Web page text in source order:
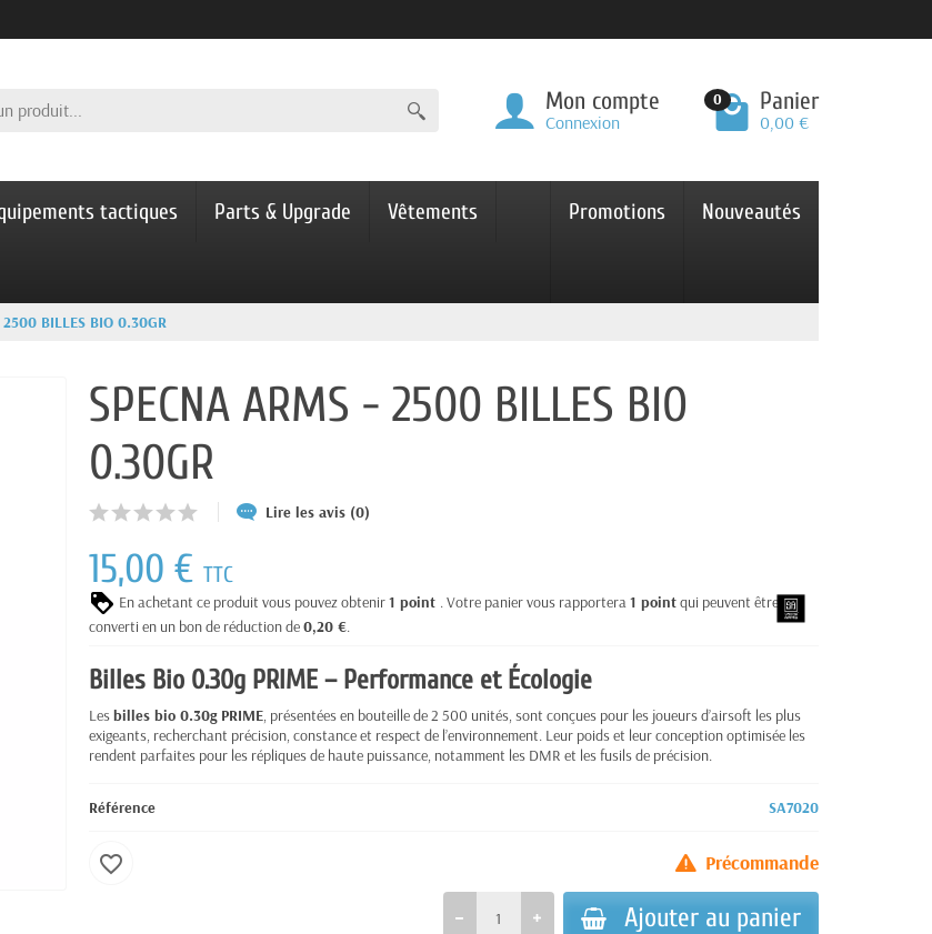
Mon compte
Connexion
0 Panier
0,00 €
tactiques Parts & Upgrade Vêtements Promotions Nouveautés
BILLES BIO 0.30GR
SPECNA ARMS - 2500 BILLES BIO
0.30GR
Lire les avis (0)
15,00 €TTC
En achetant ce produit vous pouvez obtenir1 point . Votre panier vous rapportera1 pointqui peuvent être
converti en un bon de réduction de0,20 €.
Billes Bio 0.30g PRIME – Performance et Écologie
Lesbilles bio 0.30g PRIME, présentées en bouteille de 2 500 unités, sont conçues pour les joueurs d’airsoft les plus
exigeants, recherchant précision, constance et respect de l’environnement. Leur poids et leur conception optimisée les
rendent parfaites pour les répliques de haute puissance, notamment les DMR et les fusils de précision.
Référence SA7020
Précommande
Ajouter au panier
favorite_border